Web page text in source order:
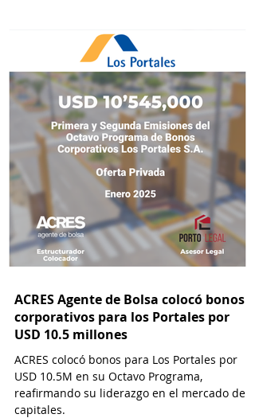
ACRES Agente de Bolsa colocó bonos
corporativos para los Portales por
USD 10.5 millones
ACRES colocó bonos para Los Portales por
USD 10.5M en su Octavo Programa,
reafirmando su liderazgo en el mercado de
capitales.